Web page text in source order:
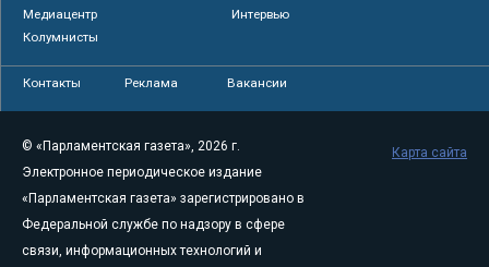
Медиацентр
Интервью
Колумнисты
Контакты Реклама Вакансии
© «Парламентская газета», 2026 г.
Электронное периодическое издание
«Парламентская газета» зарегистрировано в
Федеральной службе по надзору в сфере
связи, информационных технологий и
Карта сайта